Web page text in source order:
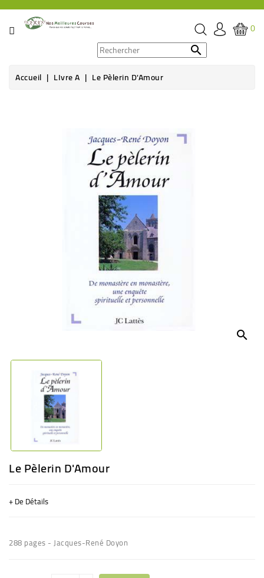
CATÉGORIE
ÉPICERIE
0

Accueil LIvre A Le Pèlerin D'Amour
search
Le Pèlerin D'Amour
+ De Détails
288 pages - Jacques-René Doyon